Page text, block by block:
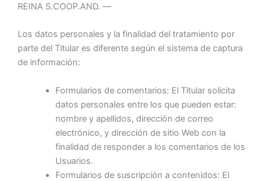
REINA S.COOP.AND. —
Los datos personales y la finalidad del tratamiento por
parte del Titular es diferente según el sistema de captura
de información:
Formularios de comentarios: El Titular solicita
datos personales entre los que pueden estar:
nombre y apellidos, dirección de correo
electrónico, y dirección de sitio Web con la
finalidad de responder a los comentarios de los
Usuarios.
Formularios de suscripción a contenidos: El